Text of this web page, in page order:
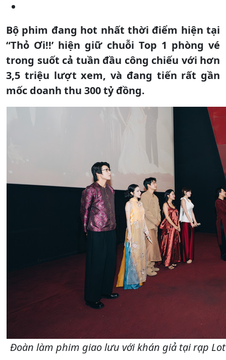
Bộ phim đang hot nhất thời điểm hiện tại
“Thỏ Ơi!!’ hiện giữ chuỗi Top 1 phòng vé
trong suốt cả tuần đầu công chiếu với hơn
3,5 triệu lượt xem, và đang tiến rất gần
mốc doanh thu 300 tỷ đồng.
Đoàn làm phim giao lưu với khán giả tại rạp